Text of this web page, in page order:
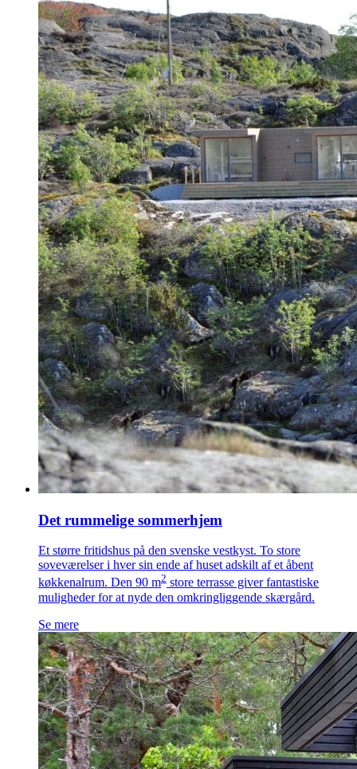
Det rummelige sommerhjem
Et større fritidshus på den svenske vestkyst. To store
soveværelser i hver sin ende af huset adskilt af et åbent
køkkenalrum. Den 90 m2store terrasse giver fantastiske
muligheder for at nyde den omkringliggende skærgård.
Se mere